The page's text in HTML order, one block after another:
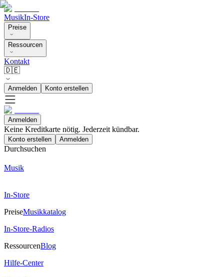
MusikIn-Store
Preise
Ressourcen
Kontakt
🇩🇪
Anmelden Konto erstellen
Anmelden
Keine Kreditkarte nötig. Jederzeit kündbar.
Konto erstellen Anmelden
Durchsuchen
Musik
In-Store
PreiseMusikkatalog
In-Store-Radios
RessourcenBlog
Hilfe-Center